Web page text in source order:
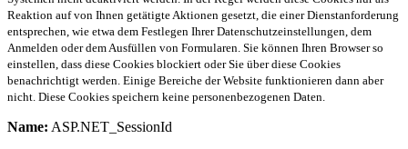
Reaktion auf von Ihnen getätigte Aktionen gesetzt, die einer Dienstanforderung
entsprechen, wie etwa dem Festlegen Ihrer Datenschutzeinstellungen, dem
Anmelden oder dem Ausfüllen von Formularen. Sie können Ihren Browser so
einstellen, dass diese Cookies blockiert oder Sie über diese Cookies
benachrichtigt werden. Einige Bereiche der Website funktionieren dann aber
nicht. Diese Cookies speichern keine personenbezogenen Daten.
Name: ASP.NET_SessionId